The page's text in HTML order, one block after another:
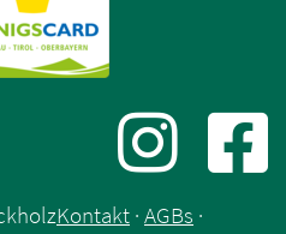
Kontakt · AGBs ·